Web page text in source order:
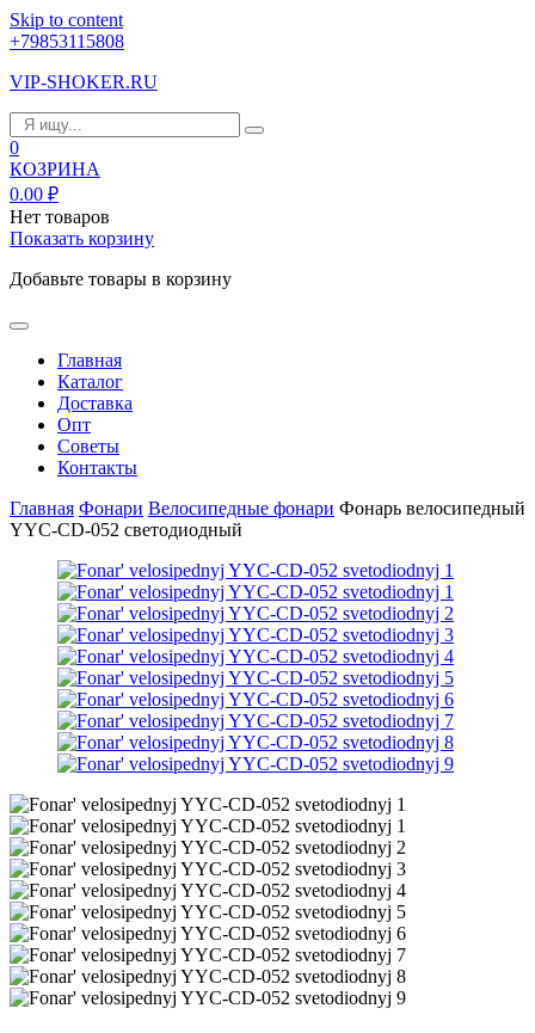
Skip to content
+79853115808
VIP-SHOKER.RU
0
КОЗРИНА
0.00 ₽
Нет товаров
Показать корзину
Добавьте товары в корзину
Главная
Каталог
Доставка
Опт
Советы
Контакты
Главная Фонари Велосипедные фонари Фонарь велосипедный
YYC-CD-052 светодиодный